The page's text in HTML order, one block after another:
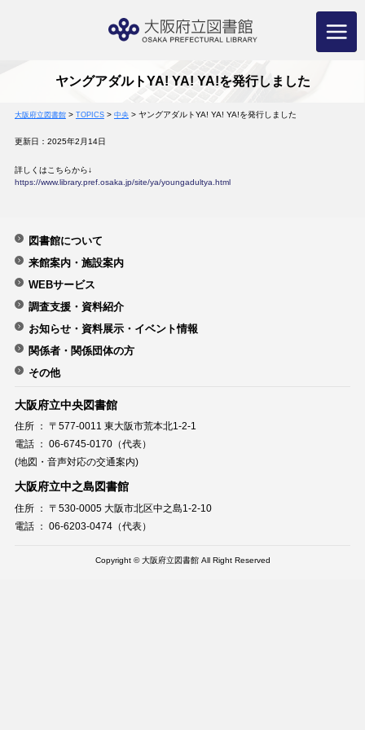
ヤングアダルトYA! YA! YA!を発行しました
大阪府立図書館> TOPICS> 中央> ヤングアダルトYA! YA! YA!を発行しました
更新日：2025年2月14日
詳しくはこちらから↓
https://www.library.pref.osaka.jp/site/ya/youngadultya.html
図書館について
来館案内・施設案内
WEBサービス
調査支援・資料紹介
お知らせ・資料展示・イベント情報
関係者・関係団体の方
その他
大阪府立中央図書館
住所 ： 〒577-0011 東大阪市荒本北1-2-1
電話 ： 06-6745-0170（代表）
(地図・音声対応の交通案内)
大阪府立中之島図書館
住所 ： 〒530-0005 大阪市北区中之島1-2-10
電話 ： 06-6203-0474（代表）
Copyright © 大阪府立図書館 All Right Reserved